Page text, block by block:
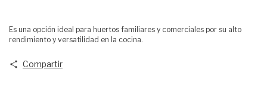
Es una opción ideal para huertos familiares y comerciales por su alto
rendimiento y versatilidad en la cocina.
Compartir